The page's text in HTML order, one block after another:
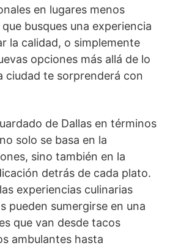
en lugares menos
busques una experiencia
la calidad, o simplemente
opciones más allá de lo
ciudad te sorprenderá con
de Dallas en términos
no solo se basa en la
sino también en la
detrás de cada plato.
experiencias culinarias
pueden sumergirse en una
que van desde tacos
ambulantes hasta